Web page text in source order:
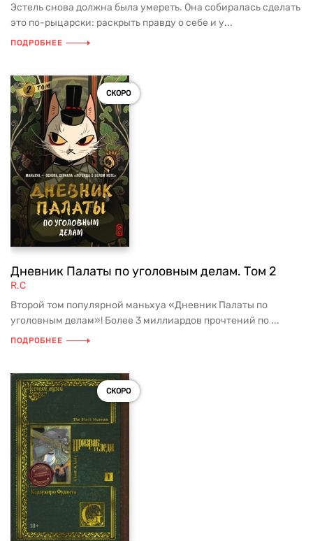
Эстель снова должна была умереть. Она собиралась сделать
это по-рыцарски: раскрыть правду о себе и у...
ПОДРОБНЕЕ
СКОРО
Дневник Палаты по уголовным делам. Том 2
R.C
Второй том популярной маньхуа «Дневник Палаты по
уголовным делам»! Более 3 миллиардов прочтений по ...
ПОДРОБНЕЕ
СКОРО